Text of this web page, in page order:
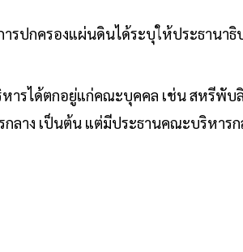
รปกครองแผ่นดินได้ระบุให้ประธานา
ารได้ตกอยู่แก่คณะบุคคล เช่น สหรีพับลิ
ลาง เป็นต้น แต่มีประธานคณะบริหารก